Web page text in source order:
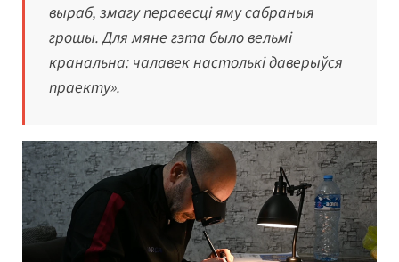
выраб, змагу перавесці яму сабраныя
грошы. Для мяне гэта было вельмі
кранальна: чалавек настолькі даверыўся
праекту».